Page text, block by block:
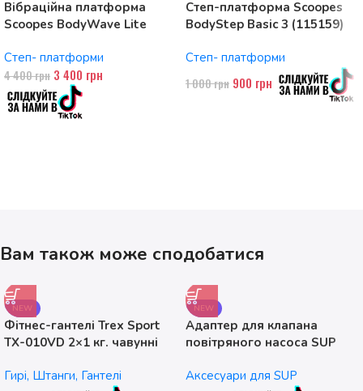
Вібраційна платформа
Scoopes BodyWave Lite
Степ- платформи
4 400грн 3 400 грн
Степ-платформа Scoopes
BodyStep Basic 3 (115159)
рівні
Степ- платформи
1 000грн 900 грн
Вам також може сподобатися
NEW
Фітнес-гантелі Trex Sport
TX-010VD 2×1 кг. чавунні
Гирі, Штанги, Гантелі
NEW
Адаптер для клапана
повітряного насоса SUP
Аксесуари для SUP